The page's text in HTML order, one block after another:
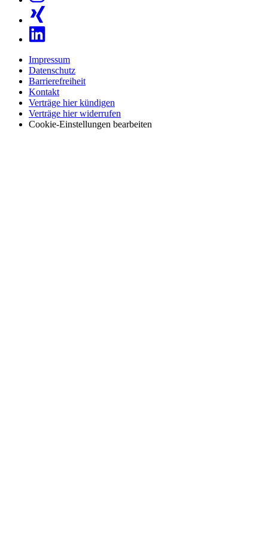
Impressum
Datenschutz
Barrierefreiheit
Kontakt
Verträge hier kündigen
Verträge hier widerrufen
Cookie-Einstellungen bearbeiten